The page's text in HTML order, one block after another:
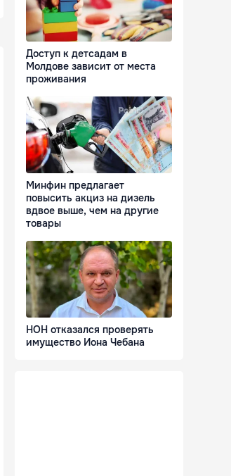
Доступ к детсадам в
Молдове зависит от места
проживания
Минфин предлагает
повысить акциз на дизель
вдвое выше, чем на другие
товары
НОН отказался проверять
имущество Иона Чебана